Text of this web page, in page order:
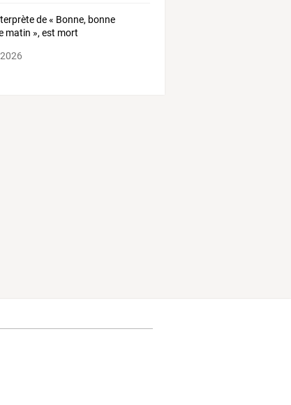
de « Bonne, bonne
matin », est mort